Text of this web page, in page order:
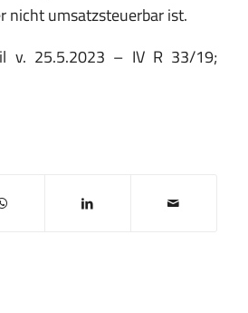
nicht umsatzsteuerbar ist.
v. 25.5.2023 – IV R 33/19;